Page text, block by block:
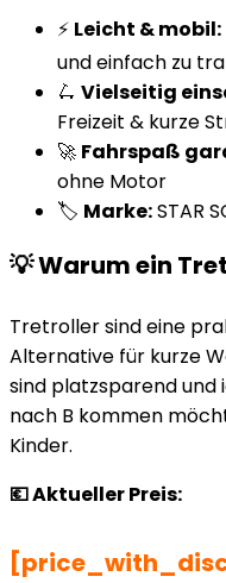
⚡ Leicht & mobil:
und einfach zu
🛴 Vielseitig
Freizeit & kurze
🚀 Fahrspaß
ohne Motor
🏷️ Marke:STAR
💡 Warum ein
Tretroller sind eine
Alternative für kurze
sind platzsparend und
nach B kommen
Kinder.
💶 Aktueller Preis: